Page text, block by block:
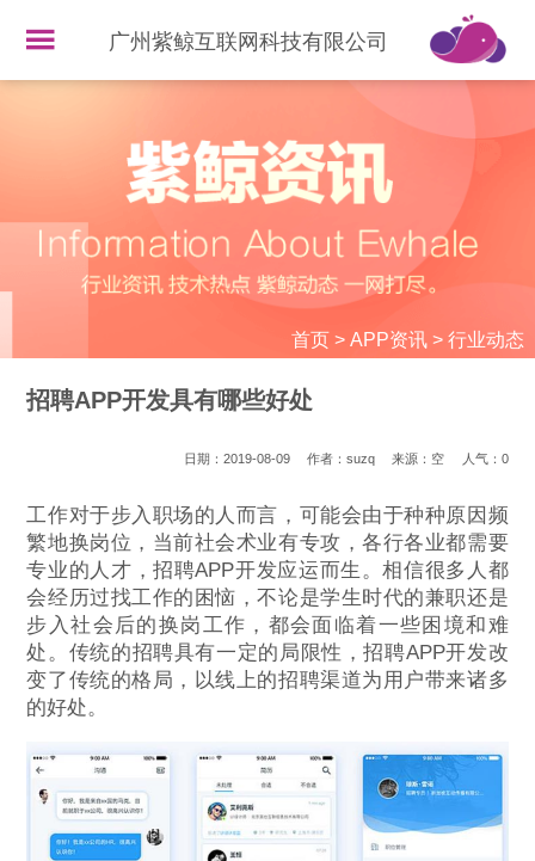
广州紫鲸互联网科技有限公司
首页> APP资讯> 行业动态
招聘APP开发具有哪些好处
日期：2019-08-09 作者：suzq 来源：空 人气： 0
工作对于步入职场的人而言，可能会由于种种原因频
繁地换岗位，当前社会术业有专攻，各行各业都需要
专业的人才，招聘APP开发应运而生。相信很多人都
会经历过找工作的困恼，不论是学生时代的兼职还是
步入社会后的换岗工作，都会面临着一些困境和难
处。传统的招聘具有一定的局限性，招聘APP开发改
变了传统的格局，以线上的招聘渠道为用户带来诸多
的好处。